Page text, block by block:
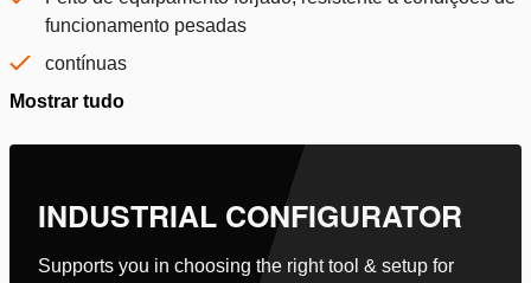
funcionamento pesadas
contínuas
Mostrar tudo
INDUSTRIAL CONFIGURATOR
Supports you in choosing the right tool & setup for